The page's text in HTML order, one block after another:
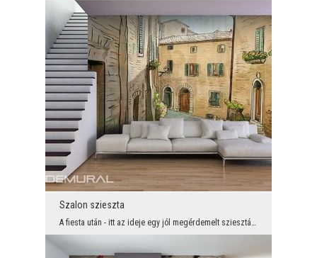
Szalon szieszta
A fiesta után - itt az ideje egy jól megérdemelt sziesztának! Pihenés és kikapcsolódás keresése é...